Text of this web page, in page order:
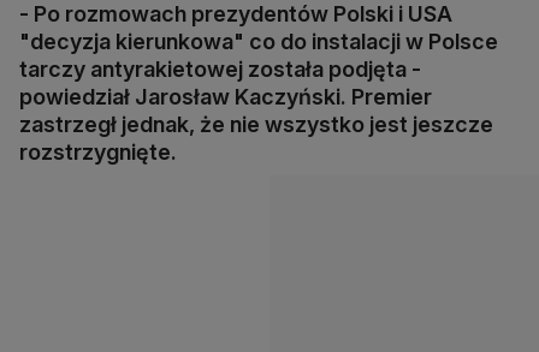
- Po rozmowach prezydentów Polski i USA
"decyzja kierunkowa" co do instalacji w Polsce
tarczy antyrakietowej została podjęta -
powiedział Jarosław Kaczyński. Premier
zastrzegł jednak, że nie wszystko jest jeszcze
rozstrzygnięte.